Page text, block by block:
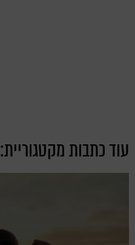
עוד כתבות מקטגוריית: